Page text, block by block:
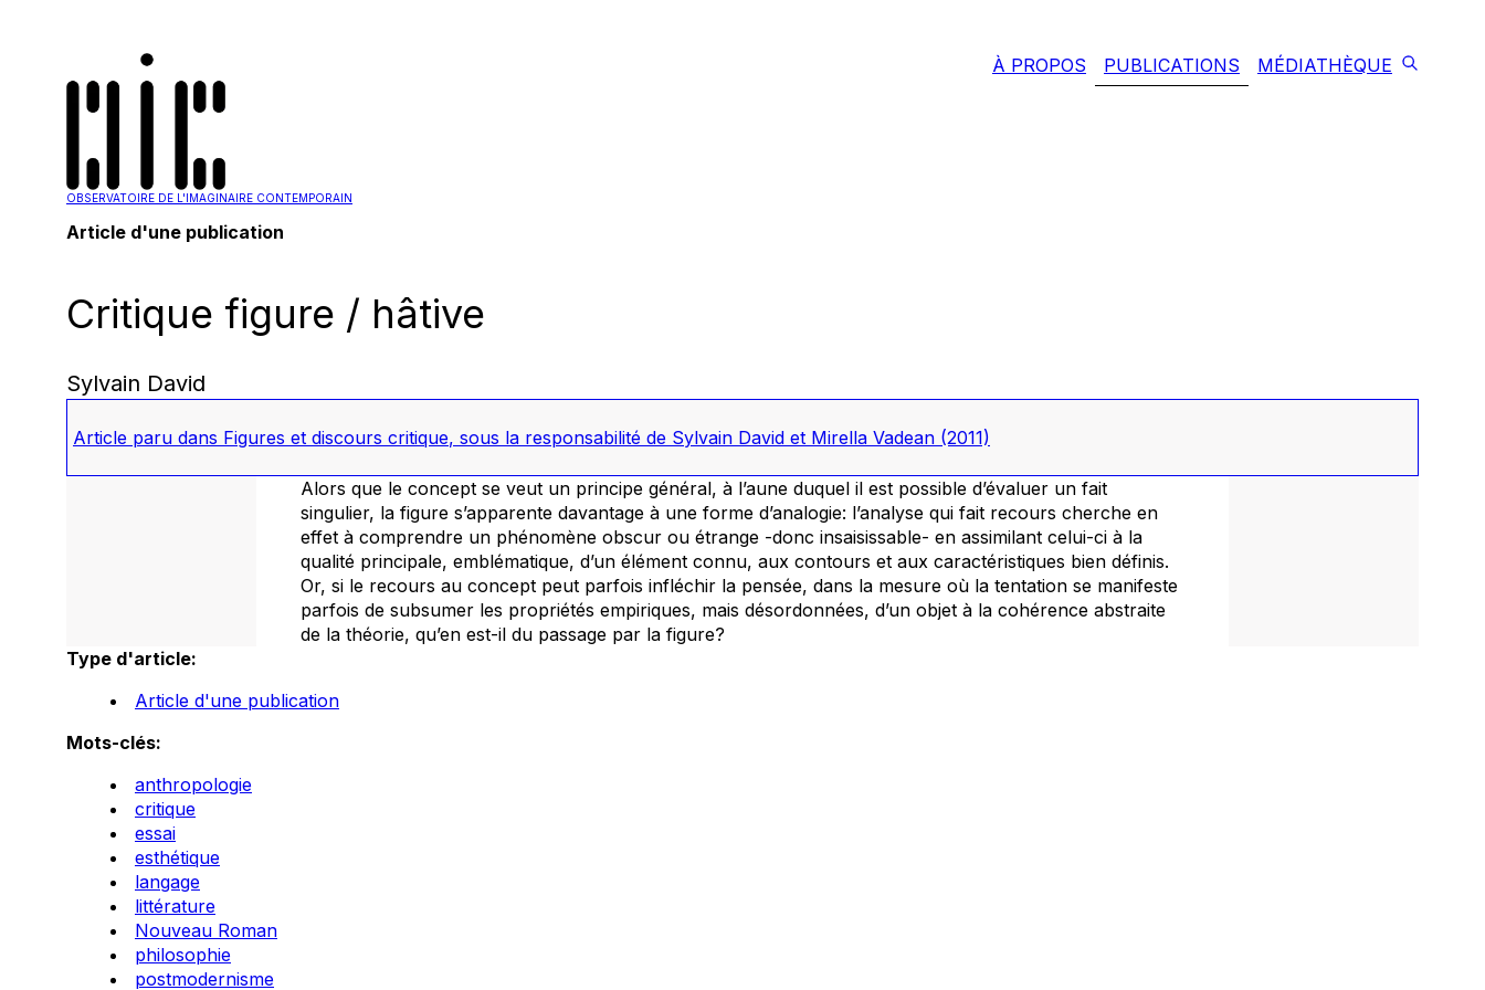
OBSERVATOIRE DE L'IMAGINAIRE CONTEMPORAIN
À PROPOS PUBLICATIONS MÉDIATHÈQUE
Article d'une publication
Critique figure / hâtive
Sylvain David
Article paru dans Figures et discours critique, sous la responsabilité de Sylvain David et Mirella Vadean (2011)
Alors que le concept se veut un principe général, à l’aune duquel il est possible d’évaluer un fait
singulier, la figure s’apparente davantage à une forme d’analogie: l’analyse qui fait recours cherche en
effet à comprendre un phénomène obscur ou étrange -donc insaisissable- en assimilant celui-ci à la
qualité principale, emblématique, d’un élément connu, aux contours et aux caractéristiques bien définis.
Or, si le recours au concept peut parfois infléchir la pensée, dans la mesure où la tentation se manifeste
parfois de subsumer les propriétés empiriques, mais désordonnées, d’un objet à la cohérence abstraite
de la théorie, qu’en est-il du passage par la figure?
Type d'article:
Article d'une publication
Mots-clés:
anthropologie
critique
essai
esthétique
langage
littérature
Nouveau Roman
philosophie
postmodernisme